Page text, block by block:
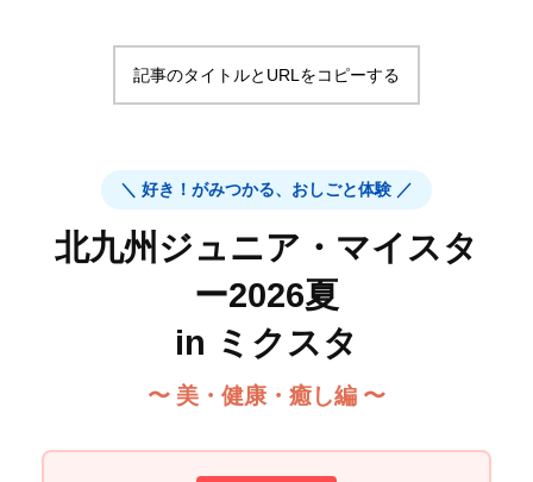
記事のタイトルとURLをコピーする
＼ 好き！がみつかる、おしごと体験 ／
北九州ジュニア・マイスタ
ー2026夏
in ミクスタ
〜 美・健康・癒し編 〜